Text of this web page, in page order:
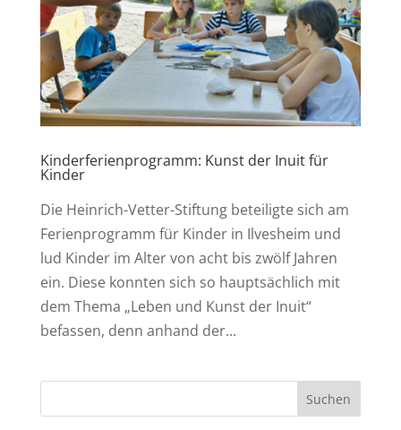
Kinderferienprogramm: Kunst der Inuit für
Kinder
Die Heinrich-Vetter-Stiftung beteiligte sich am
Ferienprogramm für Kinder in Ilvesheim und
lud Kinder im Alter von acht bis zwölf Jahren
ein. Diese konnten sich so hauptsächlich mit
dem Thema „Leben und Kunst der Inuit“
befassen, denn anhand der...